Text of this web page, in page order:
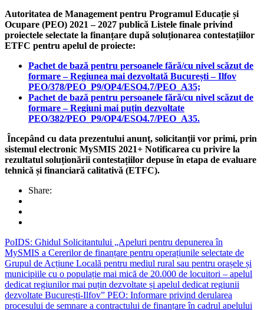
Autoritatea de Management pentru Programul Educație și
Ocupare (PEO) 2021 – 2027 publică Listele finale privind
proiectele selectate la finanțare după soluționarea contestațiilor
ETFC pentru apelul de proiecte:
Pachet de bază pentru persoanele fără/cu nivel scăzut de
formare – Regiunea mai dezvoltată București – Ilfov
PEO/378/PEO_P9/OP4/ESO4.7/PEO_A35;
Pachet de bază pentru persoanele fără/cu nivel scăzut de
formare – Regiuni mai puțin dezvoltate
PEO/382/PEO_P9/OP4/ESO4.7/PEO_A35.
Începând cu data prezentului anunț, solicitanții vor primi, prin
sistemul electronic MySMIS 2021+ Notificarea cu privire la
rezultatul soluționării contestațiilor depuse în etapa de evaluare
tehnică și financiară calitativă (ETFC).
Share:
PoIDS: Ghidul Solicitantului „Apeluri pentru depunerea în
MySMIS a Cererilor de finanțare pentru operațiunile selectate de
Grupul de Acțiune Locală pentru mediul rural sau pentru orașele și
municipiile cu o populație mai mică de 20.000 de locuitori – apelul
dedicat regiunilor mai puțin dezvoltate și apelul dedicat regiunii
dezvoltate București-Ilfov” PEO: Informare privind derularea
procesului de semnare a contractului de finanțare în cadrul apelului